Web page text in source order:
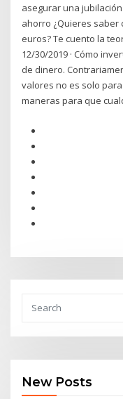
asegurar una
ahorro ¿Quieres saber
euros? Te cuento la
12/30/2019 · Cómo
de dinero.
valores no es solo
maneras para que
New Posts